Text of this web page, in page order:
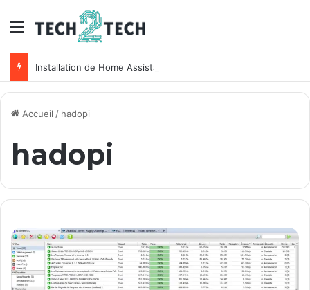
Menu
Installation de Home Assistant sur un NAS Synology
Accueil / hadopi
hadopi